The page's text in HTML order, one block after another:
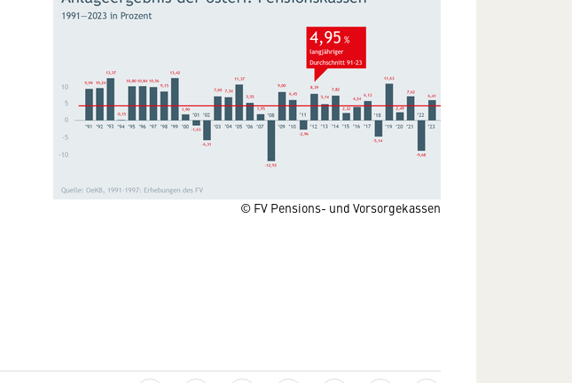
© FV Pensions- und Vorsorgekassen